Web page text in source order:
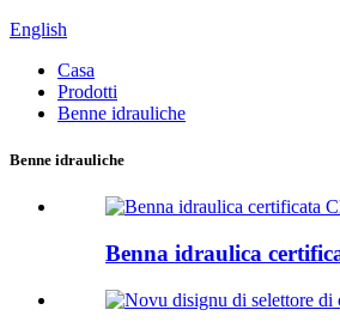
English
Casa
Prodotti
Benne idrauliche
Benne idrauliche
Benna idraulica